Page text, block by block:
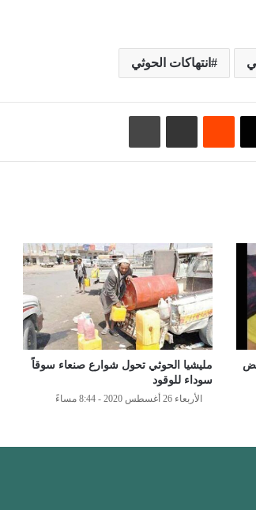
انتهاكات الحوثي
مليشيا الحوثي تحول شوارع صنعاء سوقاً
سوداء للوقود
الأربعاء 26 أغسطس 2020 - 8:44 مساءً